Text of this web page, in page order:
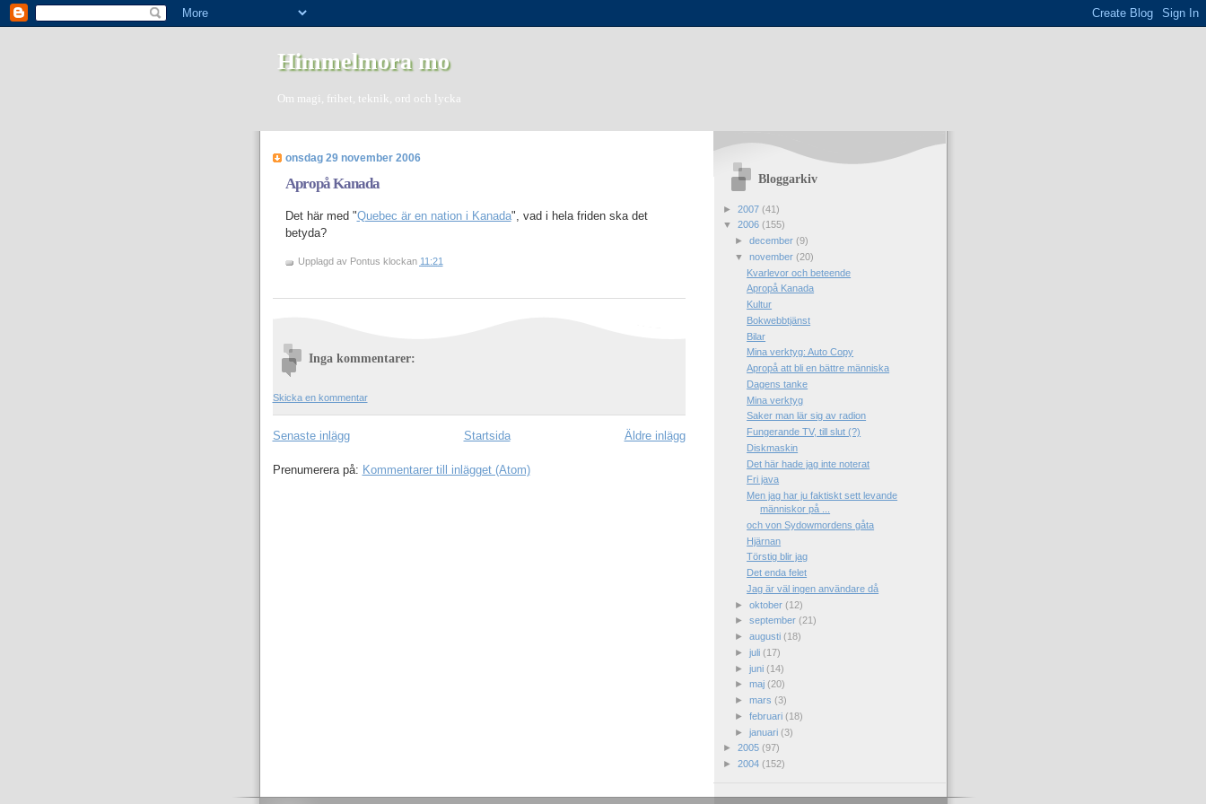
Himmelmora mo
Om magi, frihet, teknik, ord och lycka
onsdag 29 november 2006
Apropå Kanada
Det här med "Quebec är en nation i Kanada", vad i hela friden ska det
betyda?
Upplagd av Pontus klockan 11:21
Inga kommentarer:
Skicka en kommentar
Senaste inlägg Äldre inlägg
Startsida
Prenumerera på: Kommentarer till inlägget (Atom)
Bloggarkiv
► 2007 (41)
▼ 2006 (155)
► december (9)
▼ november (20)
Kvarlevor och beteende
Apropå Kanada
Kultur
Bokwebbtjänst
Bilar
Mina verktyg: Auto Copy
Apropå att bli en bättre människa
Dagens tanke
Mina verktyg
Saker man lär sig av radion
Fungerande TV, till slut (?)
Diskmaskin
Det här hade jag inte noterat
Fri java
Men jag har ju faktiskt sett levande
människor på ...
och von Sydowmordens gåta
Hjärnan
Törstig blir jag
Det enda felet
Jag är väl ingen användare då
► oktober (12)
► september (21)
► augusti (18)
► juli (17)
► juni (14)
► maj (20)
► mars (3)
► februari (18)
► januari (3)
► 2005 (97)
► 2004 (152)